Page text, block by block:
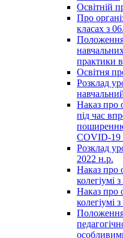
Освітній
Про
класах з
Положення
практики
Освітня
Розклад
Наказ про
під час
поширенню
COVID-19
Розклад
2022 н.р.
Наказ про
колегіумі
Наказ про
колегіумі